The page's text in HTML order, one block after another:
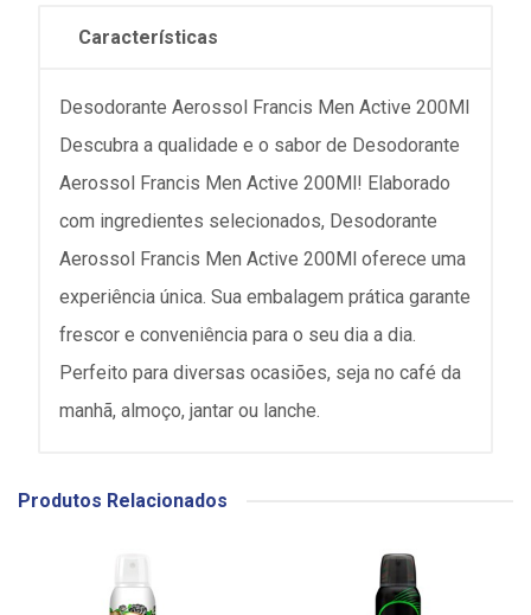
Características
Desodorante Aerossol Francis Men Active 200Ml
Descubra a qualidade e o sabor de Desodorante
Aerossol Francis Men Active 200Ml! Elaborado
com ingredientes selecionados, Desodorante
Aerossol Francis Men Active 200Ml oferece uma
experiência única. Sua embalagem prática garante
frescor e conveniência para o seu dia a dia.
Perfeito para diversas ocasiões, seja no café da
manhã, almoço, jantar ou lanche.
Produtos Relacionados